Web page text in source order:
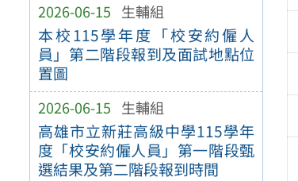
2026-06-15 生輔組
本校115學年度「校安約僱人
員」第二階段報到及面試地點位
置圖
2026-06-15 生輔組
高雄市立新莊高級中學115學年
度「校安約僱人員」第一階段甄
選結果及第二階段報到時間